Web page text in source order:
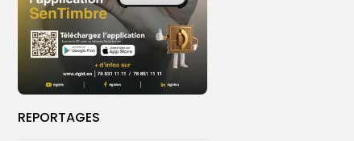
REPORTAGES